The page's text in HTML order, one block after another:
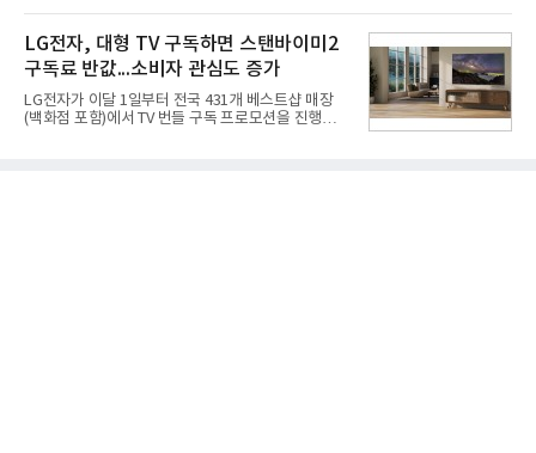
은 4884억
는 2035년까지 총 15GW(기가와트) 규모의 AI DC를
구축하겠다는 대형 청사진을 제시하면서다. 이에 따
라 경쟁 구도 역시 이동통신사인 KT, LG유플러스를
넘어 네이버, 삼성SDS 등 IT 인프라 기업으로 확장되
고 있다.7일 SK텔레콤에 따르면 회사는 올해 2분기
연결 기준 매출 4조 3591억원, 영업이익 5660억원을
기록했다. 매출은 전년 동기 대비 0.5%, 영업이익은
LG전자, 대형 TV 구독하면 스탠바이미2
구독료 반값...소비자 관심도 증가
LG전자가 이달 1일부터 전국 431개 베스트샵 매장
(백화점 포함)에서 TV 번들 구독 프로모션을 진행하고